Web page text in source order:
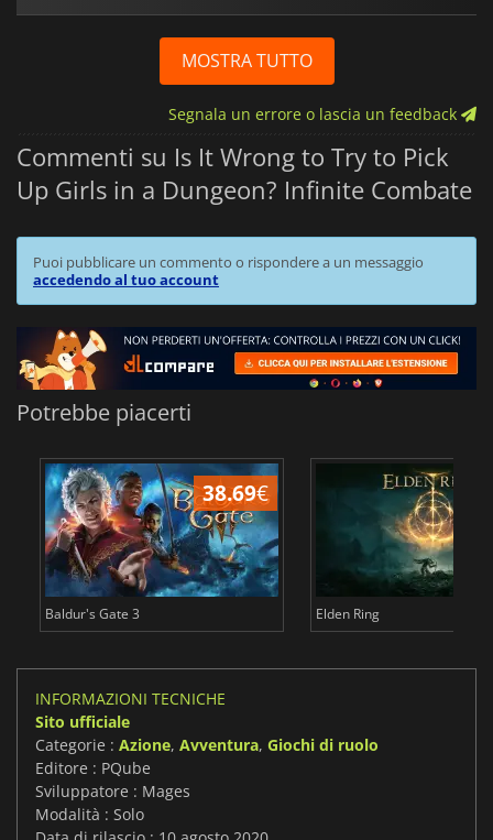
MOSTRA TUTTO
Segnala un errore o lascia un feedback
Commenti su Is It Wrong to Try to Pick
Up Girls in a Dungeon? Infinite Combate
Puoi pubblicare un commento o rispondere a un messaggio
accedendo al tuo account
Potrebbe piacerti
38.69€
Baldur's Gate 3 Elden Ring
INFORMAZIONI TECNICHE
Sito ufficiale
Categorie : Azione, Avventura, Giochi di ruolo
Editore : PQube
Sviluppatore : Mages
Modalità : Solo